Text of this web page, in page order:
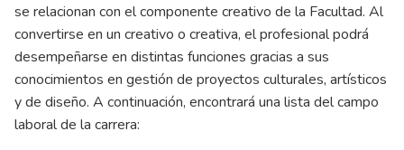
se relacionan con el componente creativo de la Facultad. Al
convertirse en un creativo o creativa, el profesional podrá
desempeñarse en distintas funciones gracias a sus
conocimientos en gestión de proyectos culturales, artísticos
y de diseño. A continuación, encontrará una lista del campo
laboral de la carrera: